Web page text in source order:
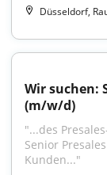
Düsseldorf,
Wir suchen:
(m/w/d)
"...des
Senior
Kunden..."